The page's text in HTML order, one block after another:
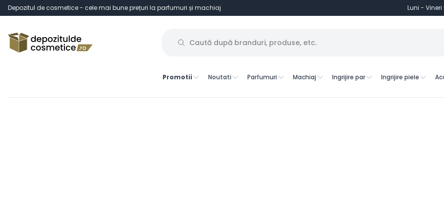
Depozitul de cosmetice - cele mai bune prețuri la parfumuri și machiaj Luni - Vineri
Promotii Noutati Parfumuri Machiaj Ingrijire par Ingrijire piele